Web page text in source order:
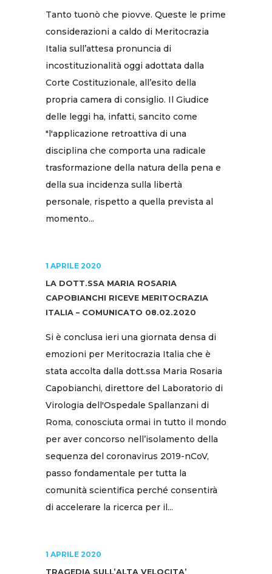
Tanto tuonò che piovve. Queste le prime
considerazioni a caldo di Meritocrazia
Italia sull’attesa pronuncia di
incostituzionalità oggi adottata dalla
Corte Costituzionale, all’esito della
propria camera di consiglio. Il Giudice
delle leggi ha, infatti, sancito come
"l'applicazione retroattiva di una
disciplina che comporta una radicale
trasformazione della natura della pena e
della sua incidenza sulla libertà
personale, rispetto a quella prevista al
momento...
1 APRILE 2020
LA DOTT.SSA MARIA ROSARIA
CAPOBIANCHI RICEVE MERITOCRAZIA
ITALIA – COMUNICATO 08.02.2020
Si è conclusa ieri una giornata densa di
emozioni per Meritocrazia Italia che è
stata accolta dalla dott.ssa Maria Rosaria
Capobianchi, direttore del Laboratorio di
Virologia dell'Ospedale Spallanzani di
Roma, conosciuta ormai in tutto il mondo
per aver concorso nell’isolamento della
sequenza del coronavirus 2019-nCoV,
passo fondamentale per tutta la
comunità scientifica perché consentirà
di accelerare la ricerca per il...
1 APRILE 2020
TRAGEDIA SULL’ALTA VELOCITA’